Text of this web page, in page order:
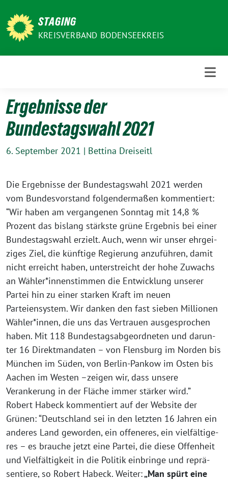
zum
Inhalt
STAGING
KREISVERBAND BODENSEEKREIS
Ergebnisse der
Bundestagswahl 2021
6. September 2021 | Bettina Dreiseitl
Die Ergebnisse der Bundestagswahl 2021 wer­den
vom Bundesvorstand fol­gen­der­ma­ßen kom­men­tiert:
“Wir haben am ver­gan­ge­nen Sonntag mit 14,8 %
Prozent das bis­lang stärks­te grü­ne Ergebnis bei einer
Bundestagswahl erzielt. Auch, wenn wir unser ehr­gei­
zi­ges Ziel, die künf­ti­ge Regierung anzu­füh­ren, damit
nicht erreicht haben, unter­streicht der hohe Zuwachs
an Wähler*innenstimmen die Entwicklung unse­rer
Partei hin zu einer star­ken Kraft im neu­en
Parteiensystem. Wir dan­ken den fast sie­ben Millionen
Wähler*innen, die uns das Vertrauen aus­ge­spro­chen
haben. Mit 118 Bundestagsabgeordneten und dar­un­
ter 16 Direktmandaten – von Flensburg im Norden bis
München im Süden, von Berlin-Pankow im Osten bis
Aachen im Westen –zei­gen wir, dass unse­re
Verankerung in der Fläche immer stär­ker wird.”
Robert Habeck kom­men­tiert auf der Website der
Grünen: “Deutschland sei in den letz­ten 16 Jahren ein
ande­res Land gewor­den, ein offe­ne­res, ein viel­fäl­ti­ge­
res – es brau­che jetzt eine Partei, die die­se Offenheit
und Vielfältigkeit in die Politik ein­brin­ge und reprä­
sen­tie­re, so Robert Habeck. Weiter:„Man spürt eine